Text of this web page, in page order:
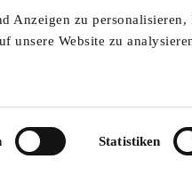
Anzeigen zu
unsere Website zu
Statistiken
AGB
by oldtimer-markt.de. Alle
VF Verlagsgesellschaft